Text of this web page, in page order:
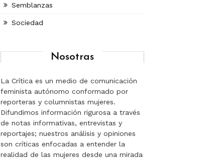
Semblanzas
Sociedad
Nosotras
La Crítica es un medio de comunicación
feminista autónomo conformado por
reporteras y columnistas mujeres.
Difundimos información rigurosa a través
de notas informativas, entrevistas y
reportajes; nuestros análisis y opiniones
son críticas enfocadas a entender la
realidad de las mujeres desde una mirada